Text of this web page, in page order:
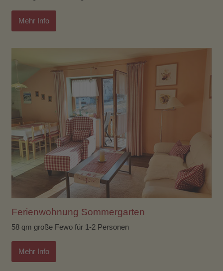
Mehr Info
Ferienwohnung Sommergarten
58 qm große Fewo für 1-2 Personen
Mehr Info